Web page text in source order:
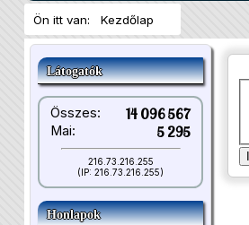
Ön itt van: Kezdőlap
Látogatók
Összes: 14 096 567
Mai: 5 295
216.73.216.255
(IP: 216.73.216.255)
Honlapok